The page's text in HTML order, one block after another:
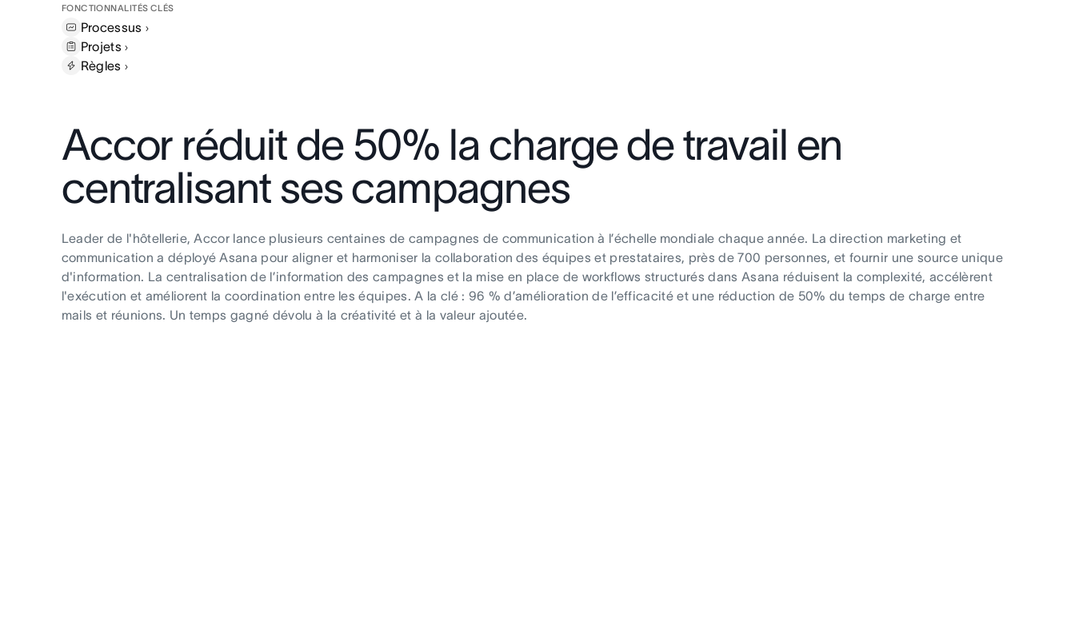
FONCTIONNALITÉS CLÉS
Processus
Projets
Règles
Accor réduit de 50% la charge de travail en
centralisant ses campagnes
Leader de l'hôtellerie, Accor lance plusieurs centaines de campagnes de communication à l’échelle mondiale chaque année. La direction marketing et
communication a déployé Asana pour aligner et harmoniser la collaboration des équipes et prestataires, près de 700 personnes, et fournir une source unique
d'information. La centralisation de l’information des campagnes et la mise en place de workflows structurés dans Asana réduisent la complexité, accélèrent
l'exécution et améliorent la coordination entre les équipes. A la clé : 96 % d’amélioration de l’efficacité et une réduction de 50% du temps de charge entre
mails et réunions. Un temps gagné dévolu à la créativité et à la valeur ajoutée.